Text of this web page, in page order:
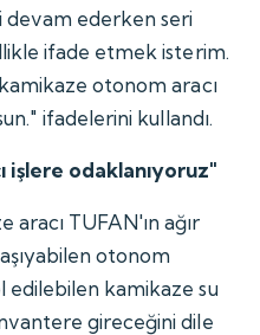
devam ederken seri
ifade etmek isterim.
otonom aracı
ifadelerini kullandı.
işlere odaklanıyoruz"
aracı TUFAN'ın ağır
otonom
edilebilen kamikaze su
gireceğini dile